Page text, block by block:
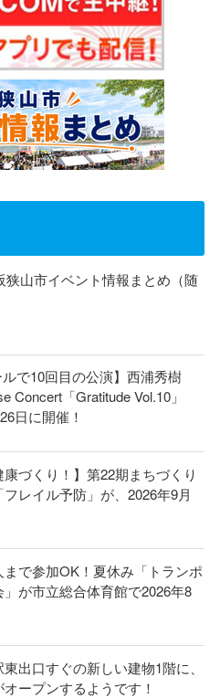
狭山市イベント情報まとめ（随
ルで10回目の公演】西浦秀樹
Concert「Gratitude Vol.10」
日に開催！
康づくり！】第22期まちづくり
レイル予防」が、2026年9月
で参加OK！夏休み「トランポ
」が市立総合体育館で2026年8
東出口すぐの新しい建物1階に、
オープンするようです！